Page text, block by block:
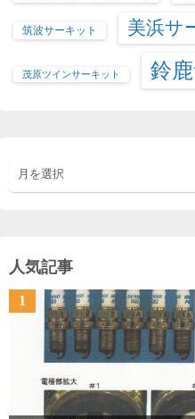
筑波サーキット 美浜サ
茂原ツインサーキット 鈴
月を選択
人気記事
1